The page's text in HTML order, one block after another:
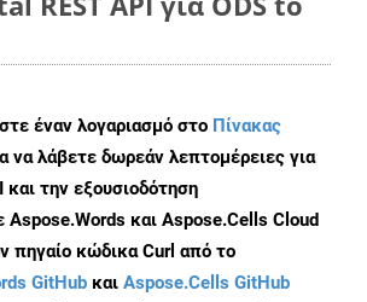
έναν λογαριασμό στο Πίνακας
να λάβετε δωρεάν λεπτομέρειες για
και την εξουσιοδότηση
και Aspose.Cells Cloud
πηγαίο κώδικα Curl από το
GitHub και Aspose.Cells GitHub